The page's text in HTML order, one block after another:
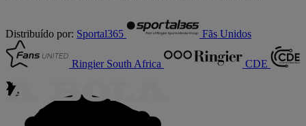
Distribuído por: Sportal365 Fãs Unidos
Ringier South Africa CDE